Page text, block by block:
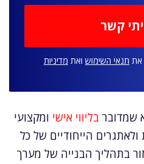
את תנאי השימוש ואת מדיניות
שמדובר בליווי אישי ומקצועי
הייחודיים של כל
בתהליך הבנייה של מערך